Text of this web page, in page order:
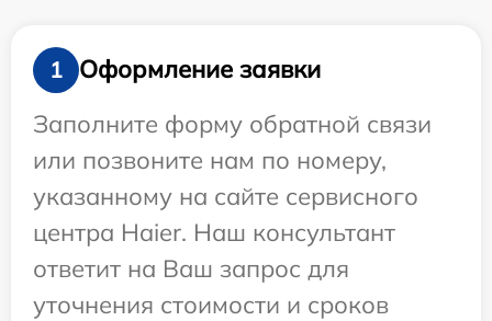
1
Оформление заявки
Заполните форму обратной связи
или позвоните нам по номеру,
указанному на сайте сервисного
центра Haier. Наш консультант
ответит на Ваш запрос для
уточнения стоимости и сроков